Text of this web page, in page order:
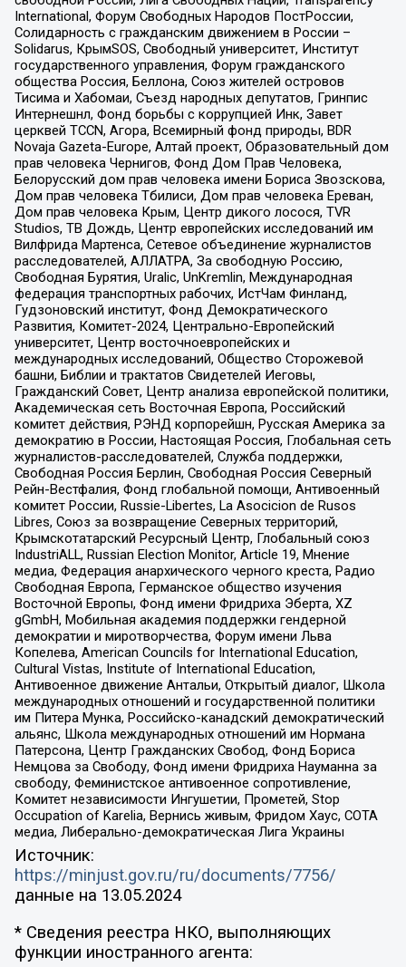
International, Форум Свободных Народов ПостРоссии,
Солидарность с гражданским движением в России –
Solidarus, КрымSOS, Свободный университет, Институт
государственного управления, Форум гражданского
общества Россия, Беллона, Союз жителей островов
Тисима и Хабомаи, Съезд народных депутатов, Гринпис
Интернешнл, Фонд борьбы с коррупцией Инк, Завет
церквей TCCN, Агора, Всемирный фонд природы, BDR
Novaja Gazeta-Europe, Алтай проект, Образовательный дом
прав человека Чернигов, Фонд Дом Прав Человека,
Белорусский дом прав человека имени Бориса Звозскова,
Дом прав человека Тбилиси, Дом прав человека Ереван,
Дом прав человека Крым, Центр дикого лосося, TVR
Studios, ТВ Дождь, Центр европейских исследований им
Вилфрида Мартенса, Сетевое объединение журналистов
расследователей, АЛЛАТРА, За свободную Россию,
Свободная Бурятия, Uralic, UnKremlin, Международная
федерация транспортных рабочих, ИстЧам Финланд,
Гудзоновский институт, Фонд Демократического
Развития, Комитет-2024, Центрально-Европейский
университет, Центр восточноевропейских и
международных исследований, Общество Сторожевой
башни, Библии и трактатов Свидетелей Иеговы,
Гражданский Совет, Центр анализа европейской политики,
Академическая сеть Восточная Европа, Российский
комитет действия, РЭНД корпорейшн, Русская Америка за
демократию в России, Настоящая Россия, Глобальная сеть
журналистов-расследователей, Служба поддержки,
Свободная Россия Берлин, Свободная Россия Северный
Рейн-Вестфалия, Фонд глобальной помощи, Антивоенный
комитет России, Russie-Libertes, La Asocicion de Rusos
Libres, Союз за возвращение Северных территорий,
Крымскотатарский Ресурсный Центр, Глобальный союз
IndustriALL, Russian Election Monitor, Article 19, Мнение
медиа, Федерация анархического черного креста, Радио
Свободная Европа, Германское общество изучения
Восточной Европы, Фонд имени Фридриха Эберта, XZ
gGmbH, Мобильная академия поддержки гендерной
демократии и миротворчества, Форум имени Льва
Копелева, American Councils for International Education,
Cultural Vistas, Institute of International Education,
Антивоенное движение Антальи, Открытый диалог, Школа
международных отношений и государственной политики
им Питера Мунка, Российско-канадский демократический
альянс, Школа международных отношений им Нормана
Патерсона, Центр Гражданских Свобод, Фонд Бориса
Немцова за Свободу, Фонд имени Фридриха Науманна за
свободу, Феминистское антивоенное сопротивление,
Комитет независимости Ингушетии, Прометей, Stop
Occupation of Karelia, Вернись живым, Фридом Хаус, СОТА
медиа, Либерально-демократическая Лига Украины
Источник:
https://minjust.gov.ru/ru/documents/7756/
данные на 13.05.2024
* Сведения реестра НКО, выполняющих
функции иностранного агента: